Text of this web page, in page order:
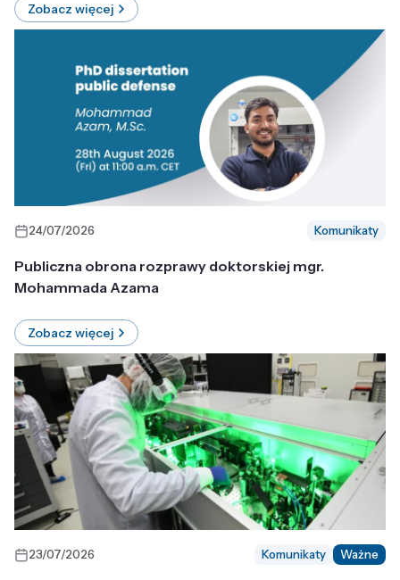
Zobacz więcej
24/07/2026 Komunikaty
Publiczna obrona rozprawy doktorskiej mgr.
Mohammada Azama
Zobacz więcej
23/07/2026 Komunikaty Ważne